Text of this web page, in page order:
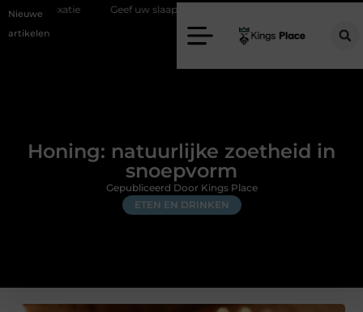
Nieuwe
artikelen
Geef uw slaapkamer een upgrade met interieuradvies Zwolle
Honing: natuurlijke zoetheid in
snoepvorm
ETEN EN DRINKEN
Gepubliceerd Door Kings Place